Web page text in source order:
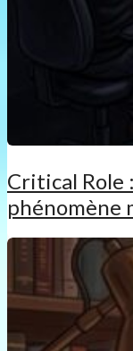
Critical Role
phénomène